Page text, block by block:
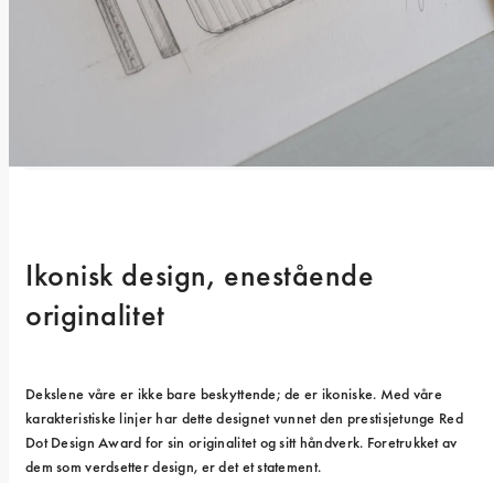
Ikonisk design, enestående
originalitet
Dekslene våre er ikke bare beskyttende; de er ikoniske. Med våre
karakteristiske linjer har dette designet vunnet den prestisjetunge Red
Dot Design Award for sin originalitet og sitt håndverk. Foretrukket av
dem som verdsetter design, er det et statement.